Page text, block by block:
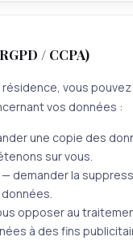
/ CCPA)
vous
vos données :
une copie des
sur vous.
— demander la
données.
opposer au
à des fins